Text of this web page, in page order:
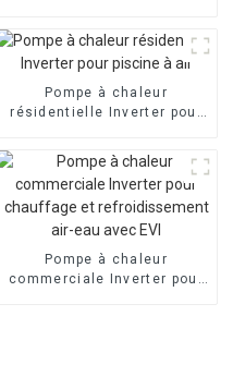
maison avec inverseur Split
Evi
Pompe à chaleur
résidentielle Inverter pour
Pompe à chaleur
commerciale Inverter pour